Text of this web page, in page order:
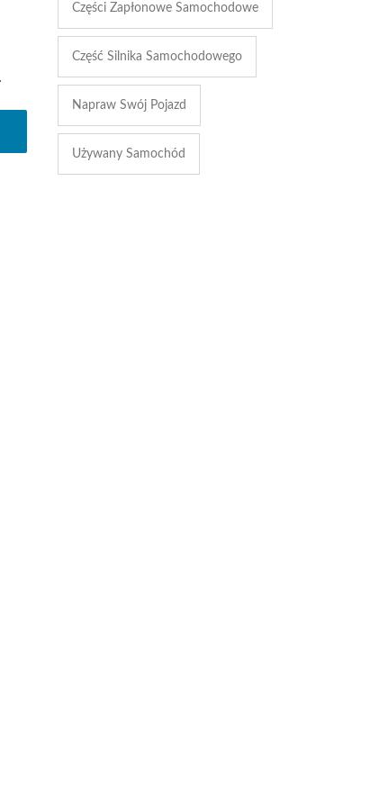
Części Zapłonowe Samochodowe
Część Silnika Samochodowego
Napraw Swój Pojazd
Używany Samochód